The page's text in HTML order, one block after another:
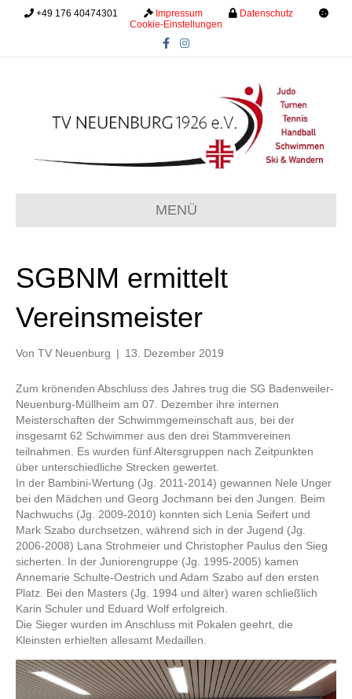
+49 176 40474301 Impressum Datenschutz
Cookie-Einstellungen
c
k
s
a
m
MENÜ
SGBNM ermittelt
Vereinsmeister
Von TV Neuenburg | 13. Dezember 2019
Zum krönenden Abschluss des Jahres trug die SG Badenweiler-
Neuenburg-Müllheim am 07. Dezember ihre internen
Meisterschaften der Schwimmgemeinschaft aus, bei der
insgesamt 62 Schwimmer aus den drei Stammvereinen
teilnahmen. Es wurden fünf Altersgruppen nach Zeitpunkten
über unterschiedliche Strecken gewertet.
In der Bambini-Wertung (Jg. 2011-2014) gewannen Nele Unger
bei den Mädchen und Georg Jochmann bei den Jungen. Beim
Nachwuchs (Jg. 2009-2010) konnten sich Lenia Seifert und
Mark Szabo durchsetzen, während sich in der Jugend (Jg.
2006-2008) Lana Strohmeier und Christopher Paulus den Sieg
sicherten. In der Juniorengruppe (Jg. 1995-2005) kamen
Annemarie Schulte-Oestrich und Adam Szabo auf den ersten
Platz. Bei den Masters (Jg. 1994 und älter) waren schließlich
Karin Schuler und Eduard Wolf erfolgreich.
Die Sieger wurden im Anschluss mit Pokalen geehrt, die
Kleinsten erhielten allesamt Medaillen.